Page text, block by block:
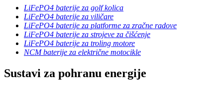
LiFePO4 baterije za golf kolica
LiFePO4 baterije za viličare
LiFePO4 baterije za platforme za zračne radove
LiFePO4 baterije za strojeve za čišćenje
LiFePO4 baterije za troling motore
NCM baterije za električne motocikle
Sustavi za pohranu energije